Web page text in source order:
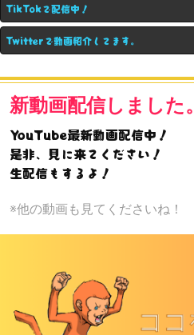
TikTokで配信中！
Twitterで動画紹介してます。
新動画配信しました。
YouTube最新動画配信中！
是非、見に来てください！
生配信もするよ！
※他の動画も見てくださいね！